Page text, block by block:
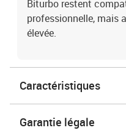
Biturbo restent
professionnelle, mais
élevée.
Caractéristiques
Garantie légale